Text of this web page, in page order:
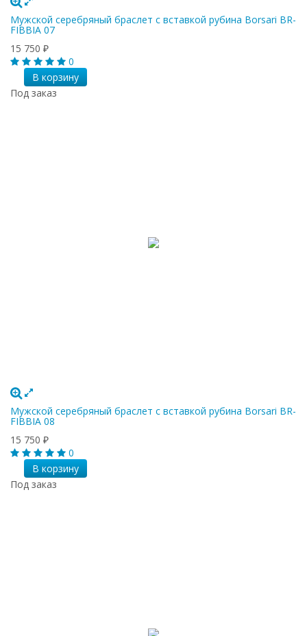
Мужской серебряный браслет с вставкой рубина Borsari BR-
FIBBIA 07
15 750 ₽
0
В корзину
Под заказ
Мужской серебряный браслет с вставкой рубина Borsari BR-
FIBBIA 08
15 750 ₽
0
В корзину
Под заказ